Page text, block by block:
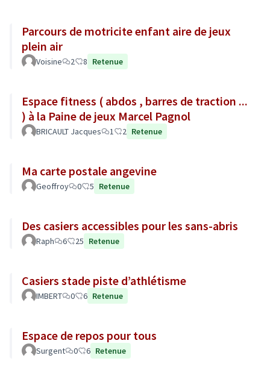
Parcours de motricite enfant aire de jeux
plein air
Voisine 2 8 Retenue
Espace fitness ( abdos , barres de traction ...
) à la Paine de jeux Marcel Pagnol
BRICAULT Jacques 1 2 Retenue
Ma carte postale angevine
Geoffroy 0 5 Retenue
Des casiers accessibles pour les sans-abris
Raph 6 25 Retenue
Casiers stade piste d’athlétisme
IMBERT 0 6 Retenue
Espace de repos pour tous
Surgent 0 6 Retenue